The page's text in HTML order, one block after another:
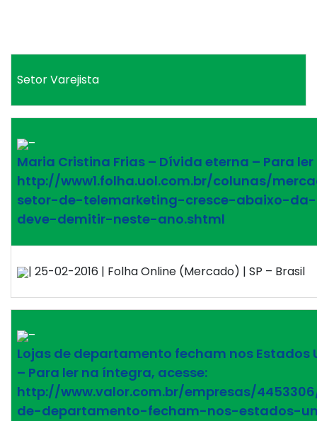
Setor Varejista
–
Maria Cristina Frias – Dívida eterna – Para
http://www1.folha.uol.com.br/colunas/
setor-de-telemarketing-cresce-abaixo-
deve-demitir-neste-ano.shtml
| 25-02-2016 | Folha Online (Mercado) | SP – Brasil
–
Lojas de departamento fecham nos Estados
– Para ler na íntegra, acesse:
http://www.valor.com.br/empresas/
de-departamento-fecham-nos-estados-